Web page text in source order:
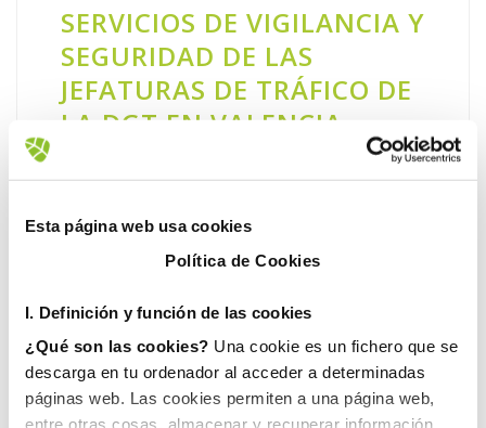
Esta página web usa cookies
Política de Cookies
I. Definición y función de las cookies
¿Qué son las cookies? Una cookie es un fichero que se
descarga en tu ordenador al acceder a determinadas
páginas web. Las cookies permiten a una página web,
entre otras cosas, almacenar y recuperar información
SERVICIOS DE VIGILANCIA Y
SEGURIDAD DE LAS
JEFATURAS DE TRÁFICO DE
LA DGT EN VALENCIA,
CASTELLÓN Y ALICANTE
clientes en la Comunidad Valenciana. La
Dirección General de Tráfico (DGT) ha
la prestación de los servicios de [...]
LEER MÁS